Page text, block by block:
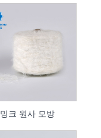
밍크 원사 모방